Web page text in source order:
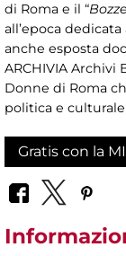
di Roma e il “
all’epoca
anche esposta
ARCHIVIA
Donne di Roma
politica e culturale
Gratis con la